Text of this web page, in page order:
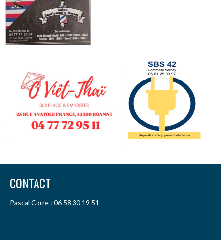
CONTACT
Pascal Corre : 06 58 30 19 51